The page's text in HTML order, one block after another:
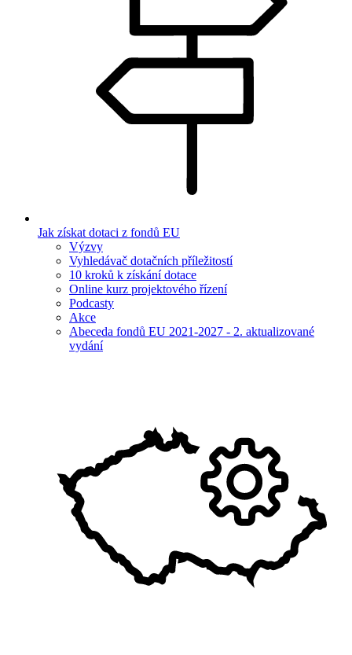
Jak získat dotaci z fondů EU
Výzvy
Vyhledávač dotačních příležitostí
10 kroků k získání dotace
Online kurz projektového řízení
Podcasty
Akce
Abeceda fondů EU 2021-2027 - 2. aktualizované
vydání